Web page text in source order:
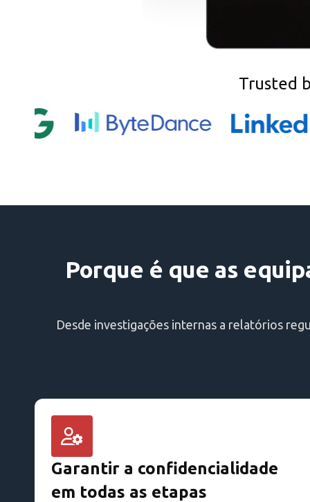
Trusted
Porque é que as
Desde investigações internas a relatórios
Garantir a confidencialidade
em todas as etapas